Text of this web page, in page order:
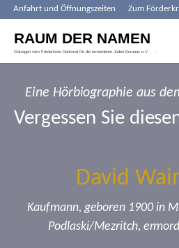
Anfahrt und Öffnungszeiten Zum
Eine Hörbiographie aus
Vergessen Sie
David
Kaufmann, geboren 1900 in
Podlaski/Mezritch,